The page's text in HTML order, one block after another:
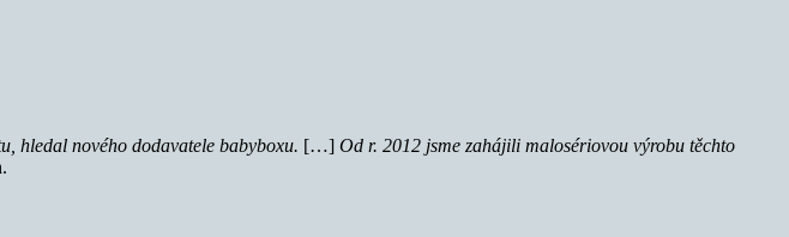
hledal nového dodavatele babyboxu. […] Od r. 2012 jsme zahájili malosériovou výrobu těchto